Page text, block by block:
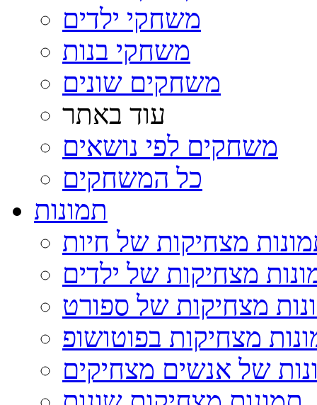
משחקי ילדים
משחקי בנות
משחקים שונים
עוד באתר
משחקים לפי נושאים
כל המשחקים
תמונות
מצחיקות של חיות
מצחיקות של ילדים
מצחיקות של ספורט
מצחיקות בפוטושופ
של אנשים מצחיקים